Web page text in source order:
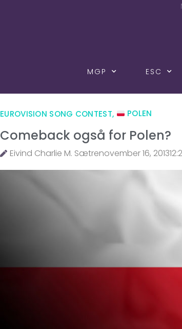
MGP ESC
EUROVISION SONG CONTEST, POLEN
Comeback også for Polen?
Eivind Charlie M. Sætrenovember 16, 2013